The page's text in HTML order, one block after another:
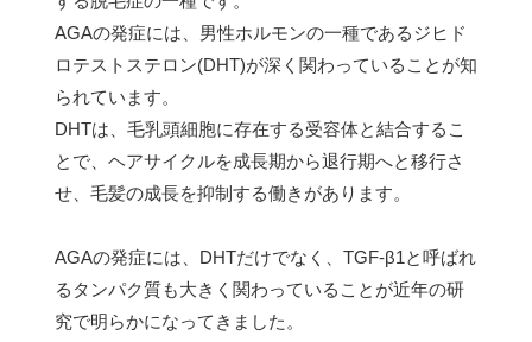
AGAの発症には、男性ホルモンの一種であるジヒド
ロテストステロン(DHT)が深く関わっていることが知
られています。
DHTは、毛乳頭細胞に存在する受容体と結合するこ
とで、ヘアサイクルを成長期から退行期へと移行さ
せ、毛髪の成長を抑制する働きがあります。
AGAの発症には、DHTだけでなく、TGF-β1と呼ばれ
るタンパク質も大きく関わっていることが近年の研
究で明らかになってきました。